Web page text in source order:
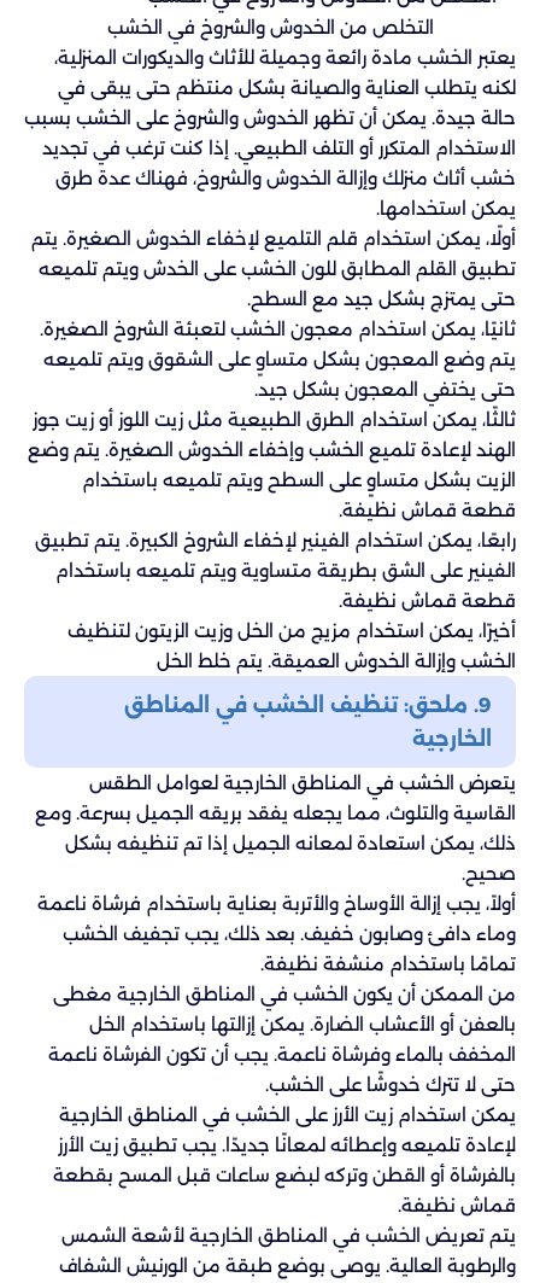
التخلص من الخدوش والشروخ في الخشب
يعتبر الخشب مادة رائعة وجميلة للأثاث والديكورات المنزلية،
لكنه يتطلب العناية والصيانة بشكل منتظم حتى يبقى في
حالة جيدة. يمكن أن تظهر الخدوش والشروخ على الخشب بسبب
الاستخدام المتكرر أو التلف الطبيعي. إذا كنت ترغب في تجديد
خشب أثاث منزلك وإزالة الخدوش والشروخ، فهناك عدة طرق
يمكن استخدامها.
أولًا، يمكن استخدام قلم التلميع لإخفاء الخدوش الصغيرة. يتم
تطبيق القلم المطابق للون الخشب على الخدش ويتم تلميعه
حتى يمتزج بشكل جيد مع السطح.
ثانيًا، يمكن استخدام معجون الخشب لتعبئة الشروخ الصغيرة.
يتم وضع المعجون بشكل متساوٍ على الشقوق ويتم تلميعه
حتى يختفي المعجون بشكل جيد.
ثالثًا، يمكن استخدام الطرق الطبيعية مثل زيت اللوز أو زيت جوز
الهند لإعادة تلميع الخشب وإخفاء الخدوش الصغيرة. يتم وضع
الزيت بشكل متساوٍ على السطح ويتم تلميعه باستخدام
قطعة قماش نظيفة.
رابعًا، يمكن استخدام الفينير لإخفاء الشروخ الكبيرة. يتم تطبيق
الفينير على الشق بطريقة متساوية ويتم تلميعه باستخدام
قطعة قماش نظيفة.
أخيرًا، يمكن استخدام مزيج من الخل وزيت الزيتون لتنظيف
الخشب وإزالة الخدوش العميقة. يتم خلط الخل
9. ملحق: تنظيف الخشب في المناطق
الخارجية
يتعرض الخشب في المناطق الخارجية لعوامل الطقس
القاسية والتلوث، مما يجعله يفقد بريقه الجميل بسرعة. ومع
ذلك، يمكن استعادة لمعانه الجميل إذا تم تنظيفه بشكل
صحيح.
أولاً، يجب إزالة الأوساخ والأتربة بعناية باستخدام فرشاة ناعمة
وماء دافئ وصابون خفيف. بعد ذلك، يجب تجفيف الخشب
تمامًا باستخدام منشفة نظيفة.
من الممكن أن يكون الخشب في المناطق الخارجية مغطى
بالعفن أو الأعشاب الضارة. يمكن إزالتها باستخدام الخل
المخفف بالماء وفرشاة ناعمة. يجب أن تكون الفرشاة ناعمة
حتى لا تترك خدوشًا على الخشب.
يمكن استخدام زيت الأرز على الخشب في المناطق الخارجية
لإعادة تلميعه وإعطائه لمعانًا جديدًا. يجب تطبيق زيت الأرز
بالفرشاة أو القطن وتركه لبضع ساعات قبل المسح بقطعة
قماش نظيفة.
يتم تعريض الخشب في المناطق الخارجية لأشعة الشمس
والرطوبة العالية. يوصى بوضع طبقة من الورنيش الشفاف